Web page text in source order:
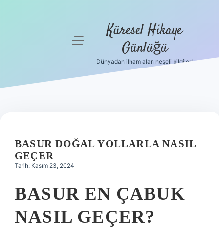
Hakkımızda
menüyü
Küresel Hikaye
Günlüğü
Dünyadan ilham alan neşeli bilgiler!
BASUR DOĞAL YOLLARLA NASIL
GEÇER
Tarih: Kasım 23, 2024
BASUR EN ÇABUK
NASIL GEÇER?